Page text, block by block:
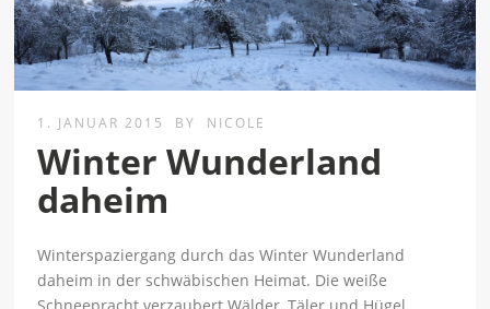
1. JANUAR 2015 BY NICOLE
Winter Wunderland
daheim
Winterspaziergang durch das Winter Wunderland
daheim in der schwäbischen Heimat. Die weiße